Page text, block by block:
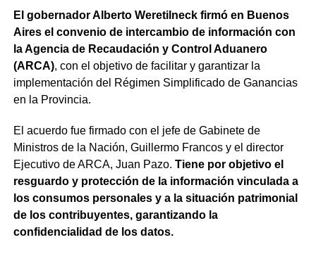
El gobernador Alberto Weretilneck firmó en Buenos
Aires el convenio de intercambio de información con
la Agencia de Recaudación y Control Aduanero
(ARCA), con el objetivo de facilitar y garantizar la
implementación del Régimen Simplificado de Ganancias
en la Provincia.
El acuerdo fue firmado con el jefe de Gabinete de
Ministros de la Nación, Guillermo Francos y el director
Ejecutivo de ARCA, Juan Pazo. Tiene por objetivo el
resguardo y protección de la información vinculada a
los consumos personales y a la situación patrimonial
de los contribuyentes, garantizando la
confidencialidad de los datos.